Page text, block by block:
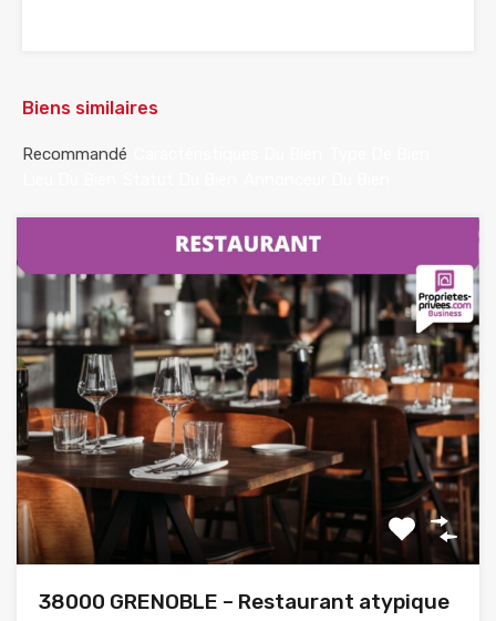
Biens similaires
Recommandé
38000 GRENOBLE – Restaurant atypique